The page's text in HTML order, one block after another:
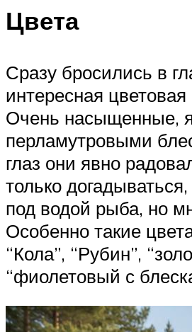
Цвета
Сразу бросились в
интересная
Очень насыщенные,
перламутровыми
глаз они явно
только
под водой рыба, но
Особенно такие
“Кола”, “Рубин”,
“фиолетовый с